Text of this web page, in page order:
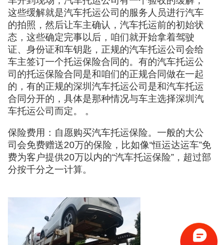
这些缓解就是汽车托运公司的服务人员进行汽车
的拍照，然后让车主确认，汽车托运前的初始状
态，这些确定完事以后，咱们就开始拿着驾驶
证、身份证和车钥匙，正规的汽车托运公司会给
车主签订一个托运保险合同的。有的汽车托运公
司的托运保险合同是和咱们的正规合同做在一起
的，有的正规的深圳汽车托运公司是和汽车托运
合同分开的，具体是那种情况与车主选择深圳汽
车托运公司而定。 。
保险费用：自愿购买汽车托运保险。一般的大公
司会免费赠送20万的保险，比如像“恒运达运车”免
费为客户提供20万以内的“汽车托运保险”，超过部
分按千分之一计算。